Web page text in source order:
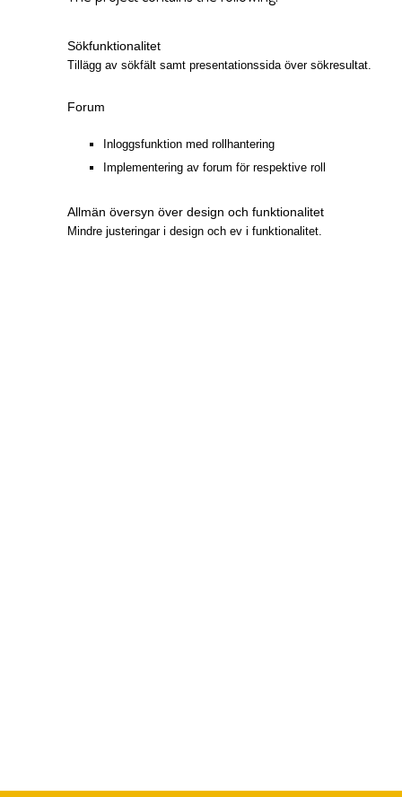
Sökfunktionalitet
Tillägg av sökfält samt presentationssida över sökresultat.
Forum
Inloggsfunktion med rollhantering
Implementering av forum för respektive roll
Allmän översyn över design och funktionalitet
Mindre justeringar i design och ev i funktionalitet.